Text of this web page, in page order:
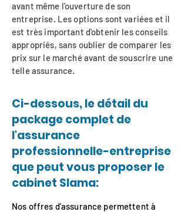
avant même l'ouverture de son
entreprise. Les options sont variées et il
est très important d'obtenir les conseils
appropriés, sans oublier de comparer les
prix sur le marché avant de souscrire une
telle assurance.
Ci-dessous, le détail du
package complet de
l'assurance
professionnelle-entreprise
que peut vous proposer le
cabinet Slama:
Nos offres d’assurance permettent à